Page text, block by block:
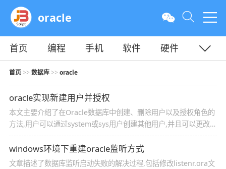
oracle
首页 编程 手机 软件
硬件
教程
平面
首页>> 数据库>> oracle
oracle实现新建用户并授权
本文主要介绍了在Oracle数据库中创建、删除用户以及授权角色的
方法,用户可以通过system或sys用户创建其他用户,并且可以更改密
码或删除用户,系统提供了三种标准角色：connect、resource和
dba,分别赋予不同的权限,用户还可以创建自定义角色,并为其分配
权限
windows环境下重建oracle监听方式
文章描述了数据库监听启动失败的解决过程,包括修改listenr.ora文